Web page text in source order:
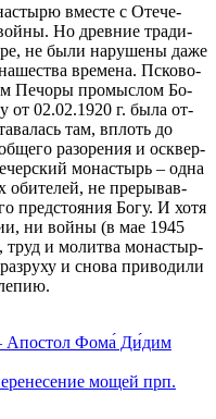
вме­сте с Оте­че­
Но древ­ние тра­ди­
не бы­ли на­ру­ше­ны да­же
вре­ме­на. Пско­во-
Пе­чо­ры про­мыс­лом Бо­
от 02.02.1920 г. бы­ла от­
там, вплоть до
ра­зо­ре­ния и осквер­
мо­на­стырь – од­на
оби­те­лей, не пре­ры­вав­
пред­сто­я­ния Бо­гу. И хо­тя
ни вой­ны (в мае 1945
труд и мо­лит­ва мо­на­стыр­
и сно­ва при­во­ди­ли
Апостол Фома́ Ди́дим
мощей прп.